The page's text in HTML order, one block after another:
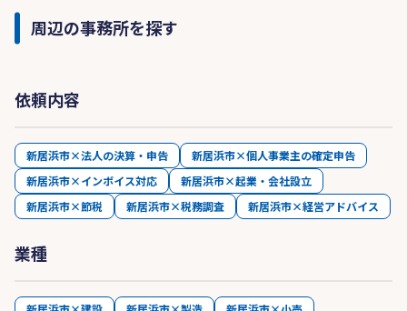
周辺の事務所を探す
依頼内容
新居浜市×法人の決算・申告
新居浜市×個人事業主の確定申告
新居浜市×インボイス対応
新居浜市×起業・会社設立
新居浜市×節税
新居浜市×税務調査 新居浜市×経営アドバイス
業種